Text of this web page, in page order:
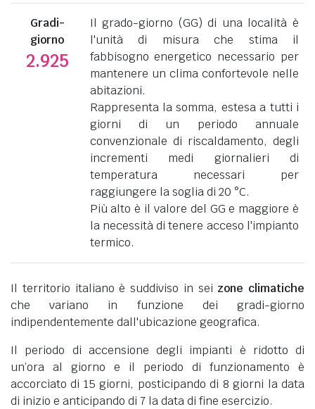
Gradi-
giorno
2.925
Il grado-giorno (GG) di una località è
l'unità di misura che stima il
fabbisogno energetico necessario per
mantenere un clima confortevole nelle
abitazioni.
Rappresenta la somma, estesa a tutti i
giorni di un periodo annuale
convenzionale di riscaldamento, degli
incrementi medi giornalieri di
temperatura necessari per
raggiungere la soglia di 20 °C.
Più alto è il valore del GG e maggiore è
la necessità di tenere acceso l'impianto
termico.
Il territorio italiano è suddiviso in sei zone climatiche
che variano in funzione dei gradi-giorno
indipendentemente dall'ubicazione geografica.
Il periodo di accensione degli impianti è ridotto di
un’ora al giorno e il periodo di funzionamento è
accorciato di 15 giorni, posticipando di 8 giorni la data
di inizio e anticipando di 7 la data di fine esercizio.